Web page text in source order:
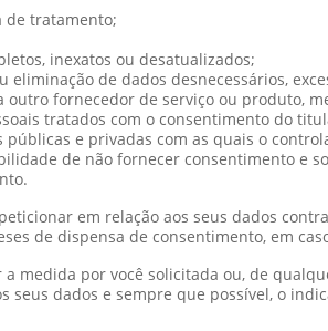
de tratamento;
inexatos ou desatualizados;
eliminação de dados desnecessários,
fornecedor de serviço ou produto,
tratados com o consentimento do
públicas e privadas com as quais o
de não fornecer consentimento e
em relação aos seus dados
de dispensa de consentimento, em
a medida por você solicitada ou, de
seus dados e sempre que possível, o